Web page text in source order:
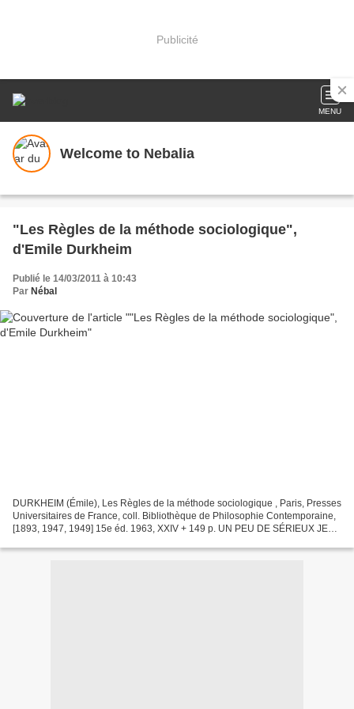
Publicité
MENU
Welcome to Nebalia
"Les Règles de la méthode sociologique",
d'Emile Durkheim
Publié le 14/03/2011 à 10:43
Par Nébal
DURKHEIM (Émile), Les Règles de la méthode sociologique , Paris, Presses
Universitaires de France, coll. Bibliothèque de Philosophie Contemporaine,
[1893, 1947, 1949] 15e éd. 1963, XXIV + 149 p. UN PEU DE SÉRIEUX JE